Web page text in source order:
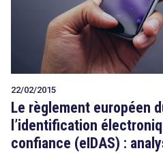
22/02/2015
Le règlement européen
l’identification
confiance (eIDAS) :